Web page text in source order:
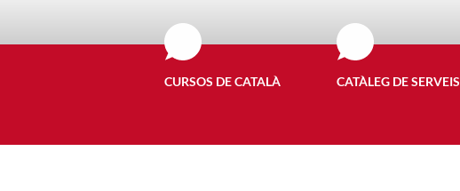
CURSOS DE CATALÀ CATÀLEG DE SERVEIS